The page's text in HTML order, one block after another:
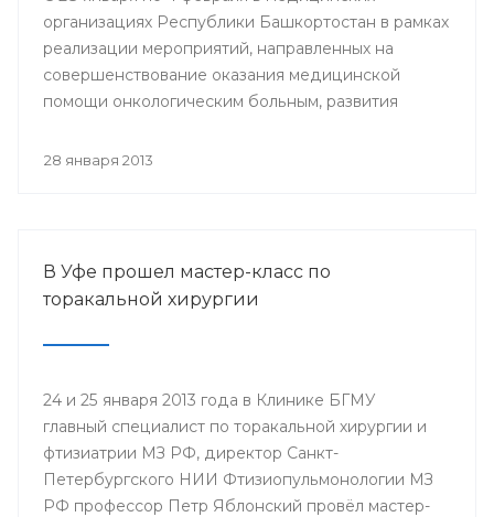
организациях Республики Башкортостан в рамках
реализации мероприятий, направленных на
совершенствование оказания медицинской
помощи онкологическим больным, развития
поддержки инициативы «Международного союза
28 января 2013
В Уфе прошел мастер-класс по
торакальной хирургии
24 и 25 января 2013 года в Клинике БГМУ
главный специалист по торакальной хирургии и
фтизиатрии МЗ РФ, директор Санкт-
Петербургского НИИ Фтизиопульмонологии МЗ
РФ профессор Петр Яблонский провёл мастер-